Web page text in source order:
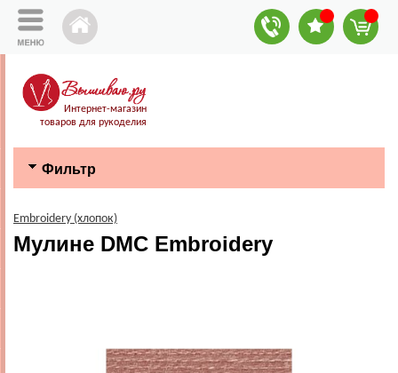
Интернет-магазин
товаров для рукоделия
Фильтр
Embroidery (хлопок)
Мулине DMC Embroidery